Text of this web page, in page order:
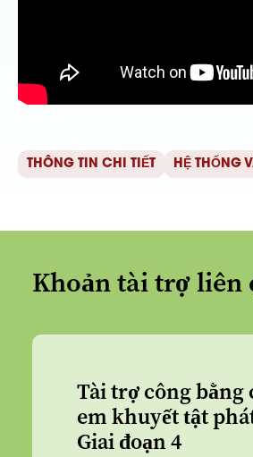
THÔNG TIN CHI TIẾT HỆ THỐNG
Khoản tài trợ liên
Tài trợ công bằng
em khuyết tật
Giai đoạn 4